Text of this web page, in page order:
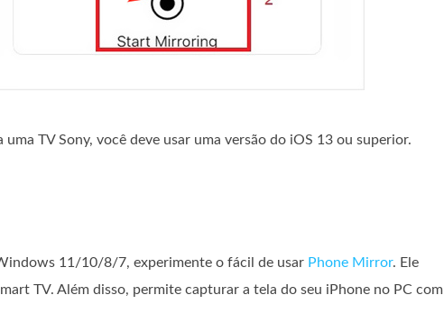
TV Sony, você deve usar uma versão do iOS 13 ou superior.
11/10/8/7, experimente o fácil de usar Phone Mirror. Ele
TV. Além disso, permite capturar a tela do seu iPhone no PC com